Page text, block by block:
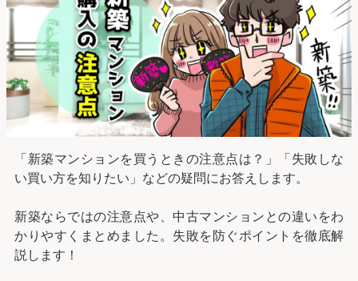
「新築マンションを買うときの注意点は？」「失敗しな
い買い方を知りたい」などの疑問にお答えします。
新築ならではの注意点や、中古マンションとの違いをわ
かりやすくまとめました。失敗を防ぐポイントを徹底解
説します！